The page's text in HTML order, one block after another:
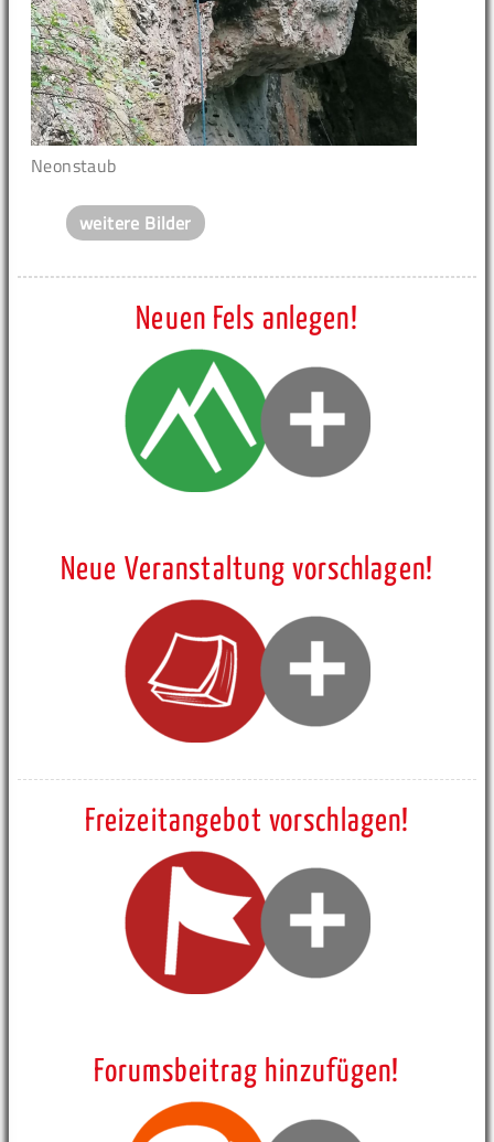
Neonstaub
weitere Bilder
Neuen Fels anlegen!
Neue Veranstaltung vorschlagen!
Freizeitangebot vorschlagen!
Forumsbeitrag hinzufügen!